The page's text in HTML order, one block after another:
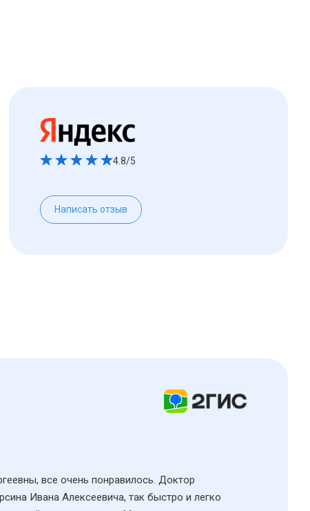
4.8/5
Написать отзыв
все очень понравилось. Доктор
Ивана Алексеевича, так быстро и легко